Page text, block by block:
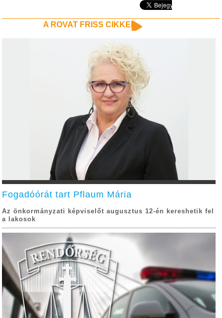
A ROVAT FRISS CIKKEI
Fogadóórát tart Pflaum Mária
Az önkormányzati képviselőt augusztus 12-én kereshetik fel
a lakosok